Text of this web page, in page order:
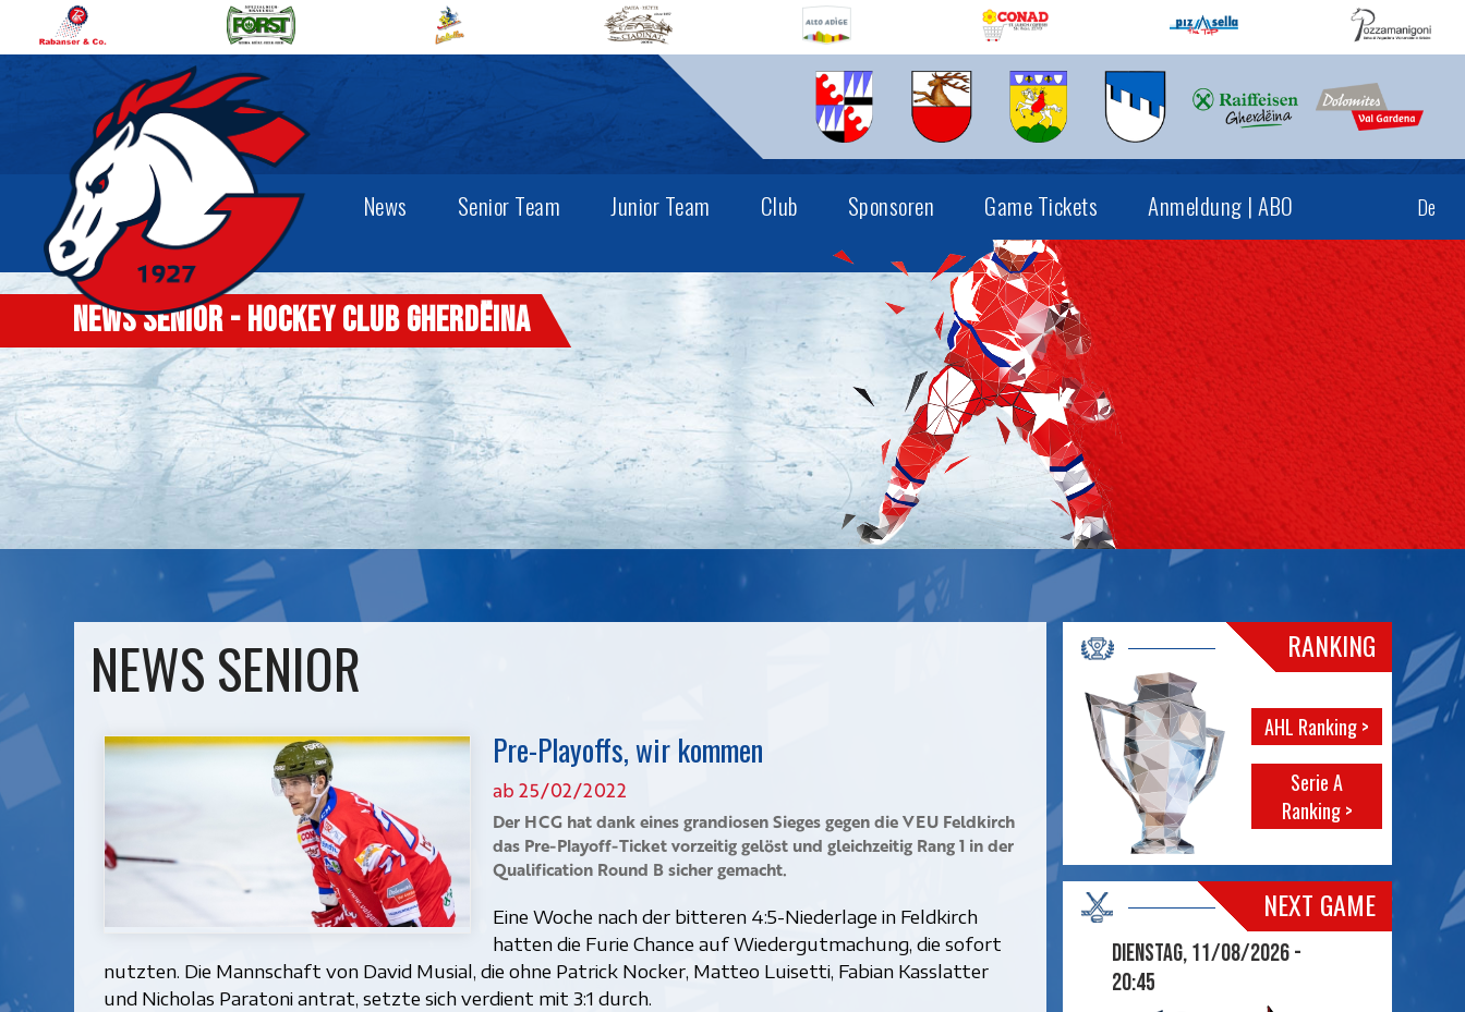
De
News Senior Team Junior Team Club Sponsoren Game Tickets Anmeldung | ABO
News Senior - Hockey Club Gherdëina
NEWS SENIOR
Pre-Playoffs, wir kommen
ab 25/02/2022
Der HCG hat dank eines grandiosen Sieges gegen die VEU Feldkirch
das Pre-Playoff-Ticket vorzeitig gelöst und gleichzeitig Rang 1 in der
Qualification Round B sicher gemacht.
Eine Woche nach der bitteren 4:5-Niederlage in Feldkirch
hatten die Furie Chance auf Wiedergutmachung, die sofort
nutzten. Die Mannschaft von David Musial, die ohne Patrick Nocker, Matteo Luisetti, Fabian Kasslatter
und Nicholas Paratoni antrat, setzte sich verdient mit 3:1 durch.
RANKING
AHL Ranking >
Serie A
Ranking >
NEXT GAME
Dienstag, 11/08/2026 -
20:45